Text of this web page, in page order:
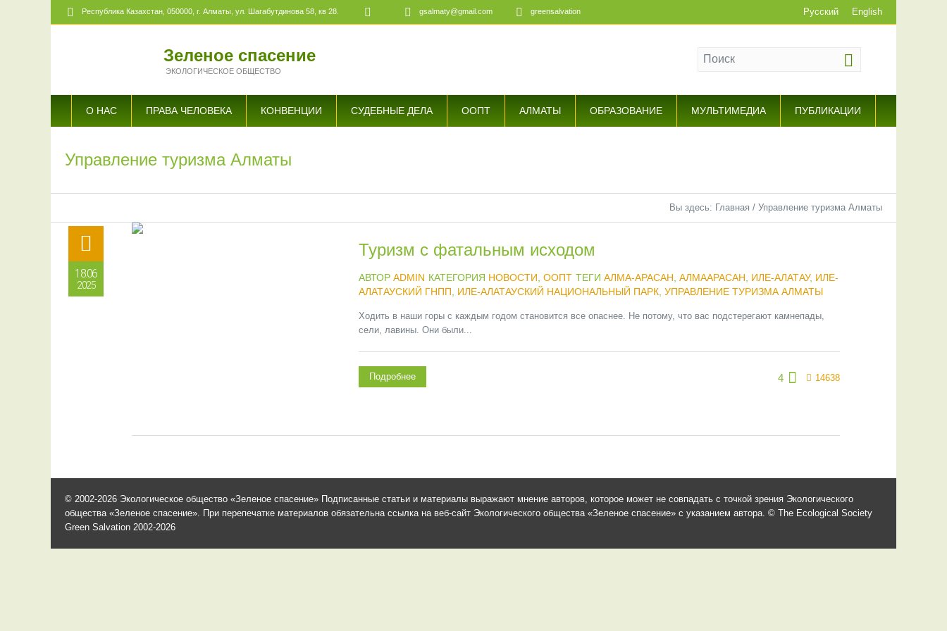
Русский English
Республика Казахстан, 050000, г. Алматы, ул. Шагабутдинова 58, кв 28. gsalmaty@gmail.com greensalvation
Зеленое спасение
ЭКОЛОГИЧЕСКОЕ ОБЩЕСТВО
О НАС ПРАВА ЧЕЛОВЕКА КОНВЕНЦИИ СУДЕБНЫЕ ДЕЛА ООПТ АЛМАТЫ ОБРАЗОВАНИЕ МУЛЬТИМЕДИА ПУБЛИКАЦИИ
Управление туризма Алматы
Вы здесь: Главная / Управление туризма Алматы
18.06
2025
Туризм с фатальным исходом
АВТОР ADMIN КАТЕГОРИЯ НОВОСТИ ООПТ ТЕГИ АЛМА-АРАСАН АЛМААРАСАН ИЛЕ-АЛАТАУ, ИЛЕ-
АЛАТАУСКИЙ ГНПП
ИЛЕ-АЛАТАУСКИЙ НАЦИОНАЛЬНЫЙ ПАРК, УПРАВЛЕНИЕ ТУРИЗМА АЛМАТЫ
Ходить в наши горы с каждым годом становится все опаснее. Не потому, что вас подстерегают камнепады,
сели, лавины. Они были...
4 14638
Подробнее
© 2002-2026 Экологическое общество «Зеленое спасение» Подписанные статьи и материалы выражают мнение авторов, которое может не совпадать с точкой зрения Экологического
общества «Зеленое спасение». При перепечатке материалов обязательна ссылка на веб-сайт Экологического общества «Зеленое спасение» с указанием автора. © The Ecological Society
Green Salvation 2002-2026